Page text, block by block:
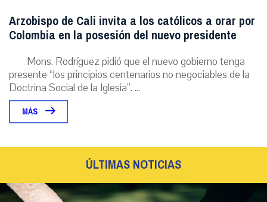
Arzobispo de Cali invita a los católicos a orar por
Colombia en la posesión del nuevo presidente
Mons. Rodríguez pidió que el nuevo gobierno tenga
presente “los principios centenarios no negociables de la
Doctrina Social de la Iglesia”. ...
MÁS
ÚLTIMAS NOTICIAS